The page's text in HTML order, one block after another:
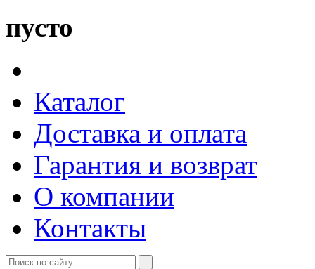
пусто
Каталог
Доставка и оплата
Гарантия и возврат
О компании
Контакты